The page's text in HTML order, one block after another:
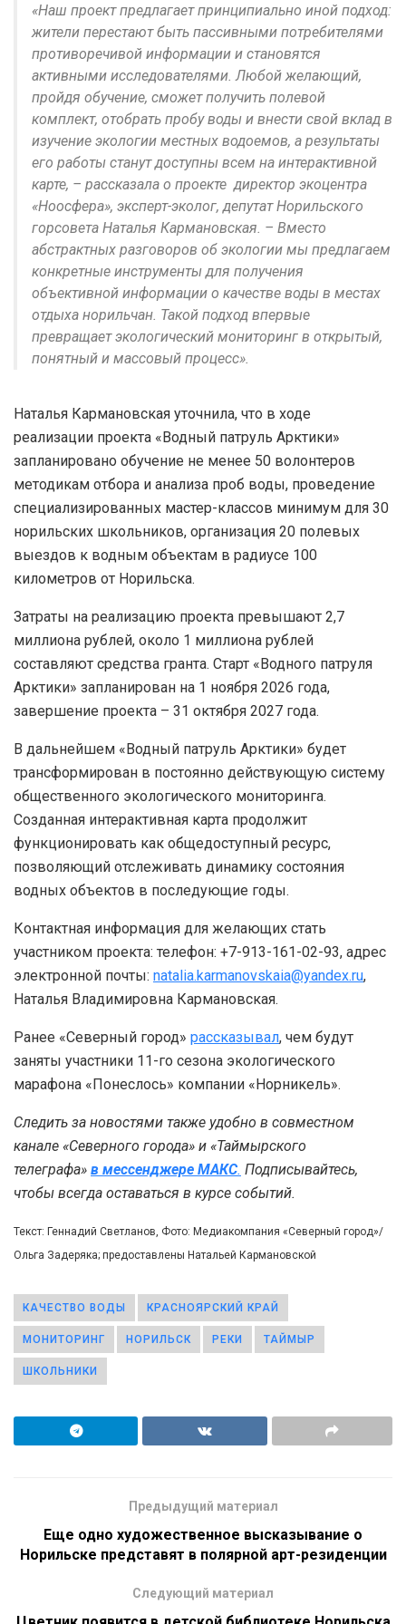
«Наш проект предлагает принципиально иной подход:
жители перестают быть пассивными потребителями
противоречивой информации и становятся
активными исследователями. Любой желающий,
пройдя обучение, сможет получить полевой
комплект, отобрать пробу воды и внести свой вклад в
изучение экологии местных водоемов, а результаты
его работы станут доступны всем на интерактивной
карте, – рассказала о проекте директор экоцентра
«Ноосфера», эксперт-эколог, депутат Норильского
горсовета Наталья Кармановская. – Вместо
абстрактных разговоров об экологии мы предлагаем
конкретные инструменты для получения
объективной информации о качестве воды в местах
отдыха норильчан. Такой подход впервые
превращает экологический мониторинг в открытый,
понятный и массовый процесс».
Наталья Кармановская уточнила, что в ходе
реализации проекта «Водный патруль Арктики»
запланировано обучение не менее 50 волонтеров
методикам отбора и анализа проб воды, проведение
специализированных мастер-классов минимум для 30
норильских школьников, организация 20 полевых
выездов к водным объектам в радиусе 100
километров от Норильска.
Затраты на реализацию проекта превышают 2,7
миллиона рублей, около 1 миллиона рублей
составляют средства гранта. Старт «Водного патруля
Арктики» запланирован на 1 ноября 2026 года,
завершение проекта – 31 октября 2027 года.
В дальнейшем «Водный патруль Арктики» будет
трансформирован в постоянно действующую систему
общественного экологического мониторинга.
Созданная интерактивная карта продолжит
функционировать как общедоступный ресурс,
позволяющий отслеживать динамику состояния
водных объектов в последующие годы.
Контактная информация для желающих стать
участником проекта: телефон: +7-913-161-02-93, адрес
электронной почты: natalia.karmanovskaia@yandex.ru,
Наталья Владимировна Кармановская.
Ранее «Северный город» рассказывал, чем будут
заняты участники 11-го сезона экологического
марафона «Понеслось» компании «Норникель».
Следить за новостями также удобно в совместном
канале «Северного города» и «Таймырского
телеграфа» в мессенджере MAКС. Подписывайтесь,
чтобы всегда оставаться в курсе событий.
Текст: Геннадий Светланов, Фото: Медиакомпания «Северный город»/
Ольга Задеряка; предоставлены Натальей Кармановской
КАЧЕСТВО ВОДЫ КРАСНОЯРСКИЙ КРАЙ
МОНИТОРИНГ НОРИЛЬСК РЕКИ ТАЙМЫР
ШКОЛЬНИКИ
Предыдущий материал
Еще одно художественное высказывание о
Норильске представят в полярной арт-резиденции
Следующий материал